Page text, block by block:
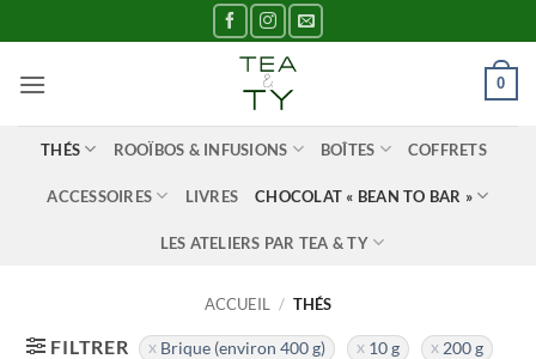
au
contenu
0
THÉS ROOÏBOS & INFUSIONS BOÎTES COFFRETS
ACCESSOIRES LIVRES CHOCOLAT « BEAN TO BAR »
LES ATELIERS PAR TEA & TY
ACCUEIL / THÉS
FILTRER Brique (environ 400 g) 10 g 200 g